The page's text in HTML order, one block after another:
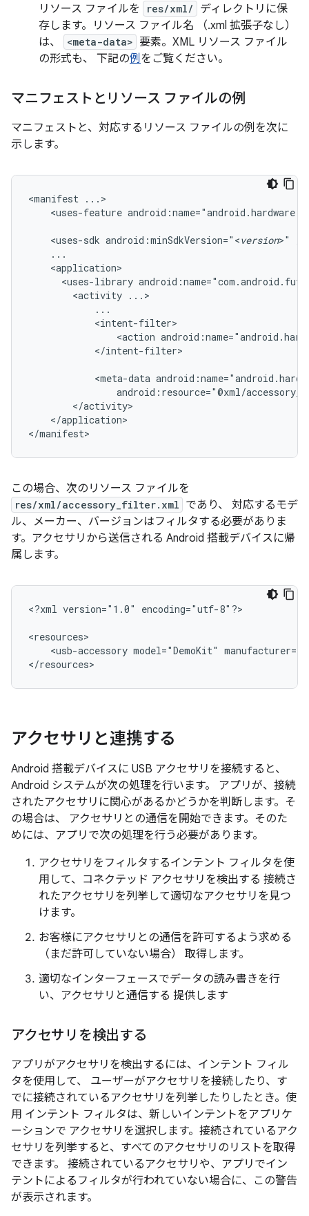
リソース ファイルを res/xml/
ディレクトリに保
存します。リソース ファイル名 （.xml 拡張子なし）
は、
<meta-data> 要素。XML リソース ファイル
の形式も、 下記の例をご覧ください。
マニフェストとリソース ファイルの例
マニフェストと、対応するリソース ファイルの例を次に
示します。
<manifest
<uses-feature
<uses-sdk android:minSdkVersion="<version>"
<uses-library
<activity
<action
</intent-filter>
<meta-data
android:resource="@xml/
</application>
</manifest>
この場合、次のリソース ファイルを
res/xml/accessory_filter.xml であり、 対応するモデ
ル、メーカー、バージョンはフィルタする必要がありま
す。アクセサリから送信される Android 搭載デバイスに帰
属します。
<?xml version="1.0" encoding="utf-8"?>
<usb-accessory model="DemoKit"
</resources>
アクセサリと連携する
Android 搭載デバイスに USB アクセサリを接続すると、
Android システムが次の処理を行います。 アプリが、接続
されたアクセサリに関心があるかどうかを判断します。そ
の場合は、 アクセサリとの通信を開始できます。そのた
めには、アプリで次の処理を行う必要があります。
アクセサリをフィルタするインテント フィルタを使
用して、コネクテッド アクセサリを検出する 接続さ
れたアクセサリを列挙して適切なアクセサリを見つ
けます。
お客様にアクセサリとの通信を許可するよう求める
（まだ許可していない場合） 取得します。
適切なインターフェースでデータの読み書きを行
い、アクセサリと通信する 提供します
アクセサリを検出する
アプリがアクセサリを検出するには、インテント フィル
タを使用して、 ユーザーがアクセサリを接続したり、す
でに接続されているアクセサリを列挙したりしたとき。使
用 インテント フィルタは、新しいインテントをアプリケ
ーションで アクセサリを選択します。接続されているアク
セサリを列挙すると、すべてのアクセサリのリストを取得
できます。 接続されているアクセサリや、アプリでイン
テントによるフィルタが行われていない場合に、この警告
が表示されます。